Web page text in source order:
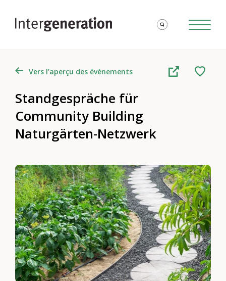
Vers l’aperçu des événements
Standgespräche für
Community Building
Naturgärten-Netzwerk